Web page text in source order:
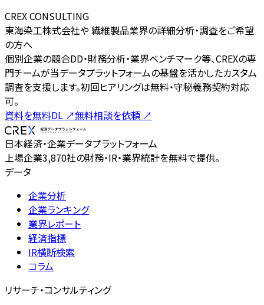
CREX CONSULTING
東海染工株式会社や 繊維製品業界の詳細分析・調査をご希望
の方へ
個別企業の競合DD・財務分析・業界ベンチマーク等、CREXの専
門チームが当データプラットフォームの基盤を活かしたカスタム
調査を支援します。初回ヒアリングは無料・守秘義務契約対応
可。
資料を無料DL ↗無料相談を依頼 ↗
日本経済・企業データプラットフォーム
上場企業3,870社の財務・IR・業界統計を無料で提供。
データ
企業分析
企業ランキング
業界レポート
経済指標
IR横断検索
コラム
リサーチ・コンサルティング